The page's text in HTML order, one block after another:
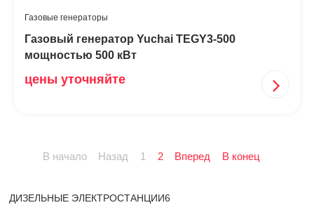
Газовые генераторы
Газовый генератор Yuchai TEGY3-500
мощностью 500 кВт
цены уточняйте
В начало Назад 1 2 Вперед В конец
ДИЗЕЛЬНЫЕ ЭЛЕКТРОСТАНЦИИ6